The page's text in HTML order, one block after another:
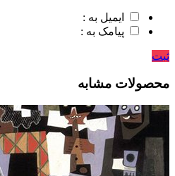
ایمیل به :
پیامک به :
ثبت
محصولات مشابه